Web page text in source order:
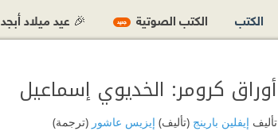
أوراق كرومر: الخديوي إسماعيل
تأليف إيفلين بارينج(تأليف) إيزيس عاشور(ترجمة)
الكتب الكتب الصوتية جديد 🎉 عيد ميلاد أبجد